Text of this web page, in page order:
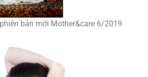
bản mới Mother&care 6/2019